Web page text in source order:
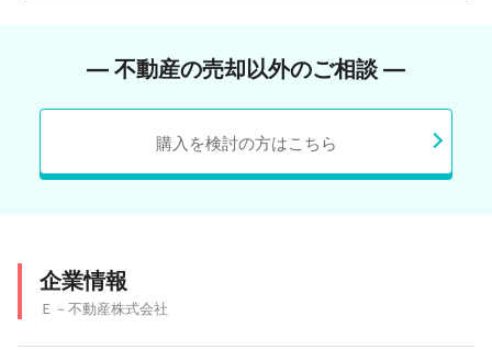
― 不動産の売却以外のご相談 ―
購入を検討の方はこちら
企業情報
Ｅ－不動産株式会社